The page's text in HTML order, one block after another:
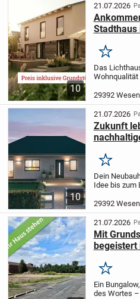
Eigenleistun...
10
21.07.2026
Merken
Das
seiner
moderne
29392
10
21.07.2026
Zukunft
Merken
Dein
Idee bis zum
auf dich
mit Herzblut
29392
21.07.2026
Mit
Merken
Ein
des Wortes